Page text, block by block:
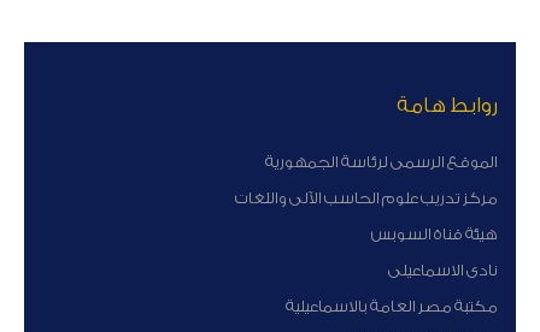
روابط هامة
الموقع الرسمى لرئاسة الجمهورية
مركز تدريب علوم الحاسب الآلى واللغات
هيئة قناة السوبس
نادى الاسماعيلى
مكتبة مصر العامة بالاسماعيلية